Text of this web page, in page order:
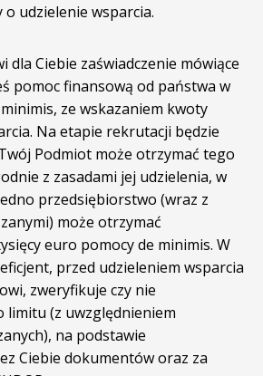
udzielenie wsparcia.
dla Ciebie zaświadczenie mówiące
pomoc finansową od państwa w
ze wskazaniem kwoty
Na etapie rekrutacji będzie
Podmiot może otrzymać tego
z zasadami jej udzielenia, w
przedsiębiorstwo (wraz z
może otrzymać
euro pomocy de minimis. W
przed udzieleniem wsparcia
zweryfikuje czy nie
limitu (z uwzględnieniem
na podstawie
Ciebie dokumentów oraz za